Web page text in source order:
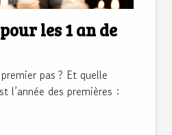
les 1 an de
pas ? Et quelle
l’année des premières :